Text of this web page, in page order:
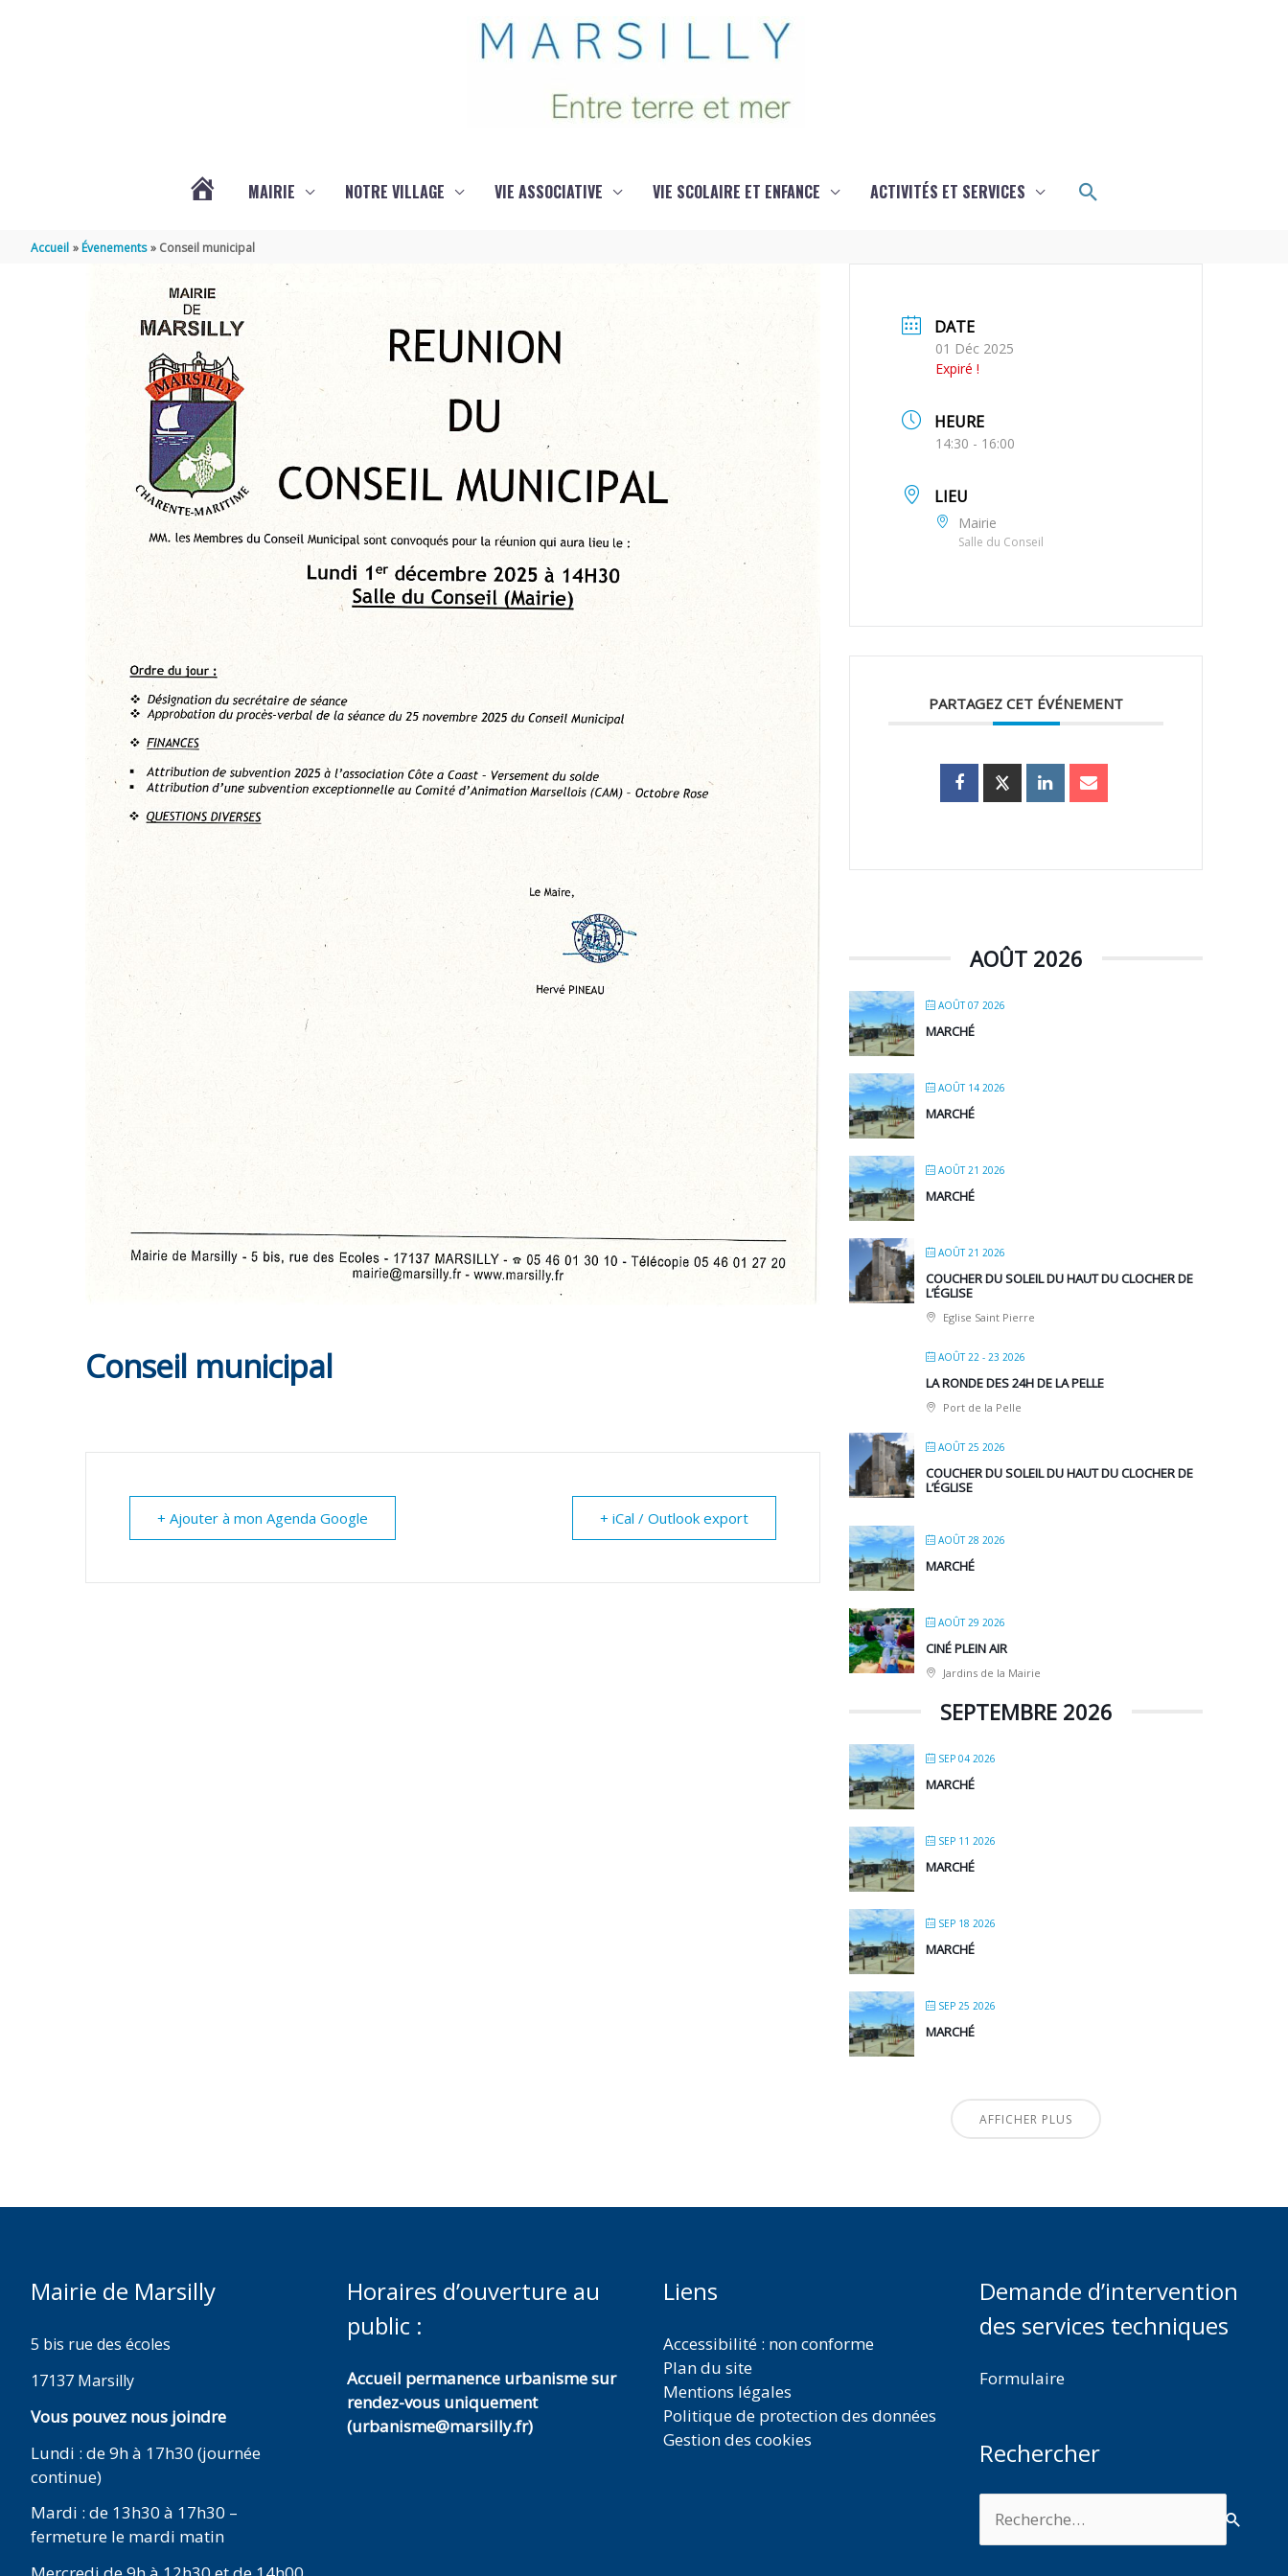
DE
MARSILLY
MAIRIE NOTRE VILLAGE VIE ASSOCIATIVE VIE SCOLAIRE ET ENFANCE ACTIVITÉS ET SERVICES Rechercher
Accueil Évenements Conseil municipal
Conseil municipal
+ Ajouter à mon Agenda Google + iCal / Outlook export
DATE
01 Déc 2025
Expiré !
HEURE
14:30 - 16:00
LIEU
Mairie
Salle du Conseil
PARTAGEZ CET ÉVÉNEMENT
AOÛT 2026
AOÛT 07 2026
MARCHÉ
AOÛT 14 2026
MARCHÉ
AOÛT 21 2026
MARCHÉ
AOÛT 21 2026
COUCHER DU SOLEIL DU HAUT DU CLOCHER DE
L’ÉGLISE
Eglise Saint Pierre
AOÛT 22 - 23 2026
LA RONDE DES 24H DE LA PELLE
Port de la Pelle
AOÛT 25 2026
COUCHER DU SOLEIL DU HAUT DU CLOCHER DE
L’ÉGLISE
AOÛT 28 2026
MARCHÉ
AOÛT 29 2026
CINÉ PLEIN AIR
Jardins de la Mairie
SEPTEMBRE 2026
SEP 04 2026
MARCHÉ
SEP 11 2026
MARCHÉ
SEP 18 2026
MARCHÉ
SEP 25 2026
MARCHÉ
AFFICHER PLUS
Mairie de Marsilly
5 bis rue des écoles
17137 Marsilly
Vous pouvez nous joindre
Lundi : de 9h à 17h30 (journée
continue)
Mardi : de 13h30 à 17h30 –
fermeture le mardi matin
Horaires d’ouverture au
public :
Accueil permanence urbanisme sur
rendez-vous uniquement
(urbanisme@marsilly.fr)
Liens
Accessibilité : non conforme
Plan du site
Mentions légales
Politique de protection des données
Gestion des cookies
Demande d’intervention
des services techniques
Formulaire
Rechercher